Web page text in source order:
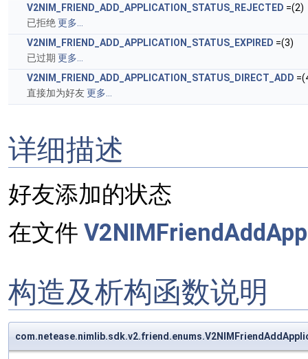
V2NIM_FRIEND_ADD_APPLICATION_STATUS_REJECTED =(2)
已拒绝 更多...
V2NIM_FRIEND_ADD_APPLICATION_STATUS_EXPIRED =(3)
已过期 更多...
V2NIM_FRIEND_ADD_APPLICATION_STATUS_DIRECT_ADD
直接加为好友更多...
详细描述
好友添加的状态
在文件
构造及析构函数说明